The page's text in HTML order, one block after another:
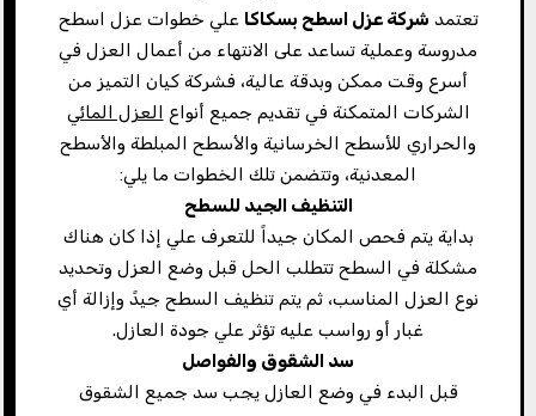
تعتمد شركة عزل اسطح بسكاكا علي خطوات عزل اسطح
مدروسة وعملية تساعد على الانتهاء من أعمال العزل في
أسرع وقت ممكن وبدقة عالية، فشركة كيان التميز من
الشركات المتمكنة في تقديم جميع أنواع
العزل المائي
والحراري للأسطح الخرسانية والأسطح المبلطة والأسطح
المعدنية، وتتضمن تلك الخطوات ما يلي:
التنظيف الجيد للسطح
بداية يتم فحص المكان جيداً للتعرف علي إذا كان هناك
مشكلة في السطح تتطلب الحل قبل وضع العزل وتحديد
نوع العزل المناسب، ثم يتم تنظيف السطح جيدً وإزالة أي
غبار أو رواسب عليه تؤثر علي جودة العازل.
سد الشقوق والفواصل
قبل البدء في وضع العازل يجب سد جميع الشقوق